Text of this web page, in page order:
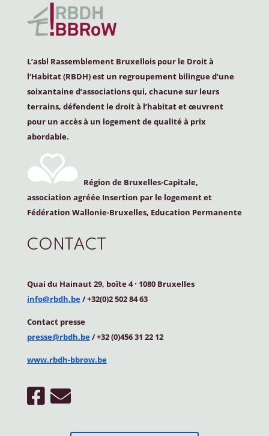
L’asbl Rassemblement Bruxellois pour le Droit à
l’Habitat (RBDH) est un regroupement bilingue d’une
soixantaine d’associations qui, chacune sur leurs
terrains, défendent le droit à l’habitat et œuvrent
pour un accès à un logement de qualité à prix
abordable.
Région de Bruxelles-Capitale,
association agréée Insertion par le logement et
Fédération Wallonie-Bruxelles, Education Permanente
CONTACT
Quai du Hainaut 29, boîte 4· 1080 Bruxelles
info@rbdh.be/ +32(0)2 502 84 63
Contact presse
presse@rbdh.be/ +32 (0)456 31 22 12
www.rbdh-bbrow.be